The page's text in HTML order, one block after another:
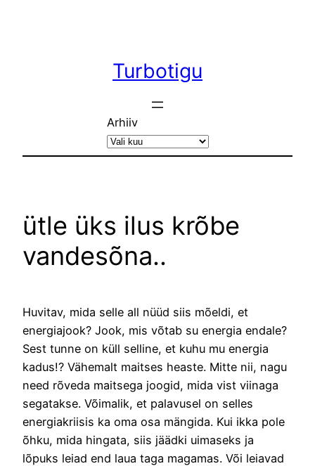
Turbotigu
Arhiiv
ütle üks ilus krõbe
vandesõna..
Huvitav, mida selle all nüüd siis mõeldi, et
energiajook? Jook, mis võtab su energia endale?
Sest tunne on küll selline, et kuhu mu energia
kadus!? Vähemalt maitses heaste. Mitte nii, nagu
need rõveda maitsega joogid, mida vist viinaga
segatakse. Võimalik, et palavusel on selles
energiakriisis ka oma osa mängida. Kui ikka pole
õhku, mida hingata, siis jäädki uimaseks ja
lõpuks leiad end laua taga magamas. Või leiavad